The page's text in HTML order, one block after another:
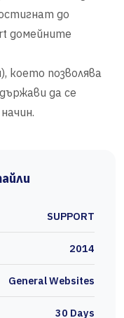
до
домейните
което позволява
да се
SUPPORT
2014
General Websites
30 Days